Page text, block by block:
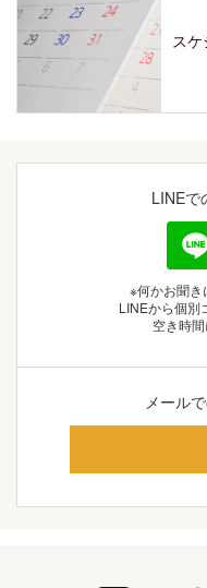
LINEで
※何かお聞き
LINEから個別
空き時間
メール
ス